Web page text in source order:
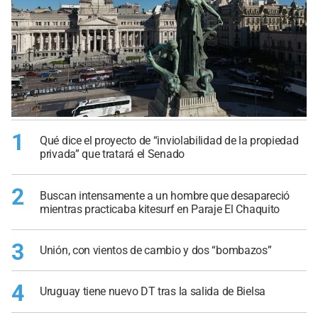
1
Qué dice el proyecto de “inviolabilidad de la propiedad
privada” que tratará el Senado
2
Buscan intensamente a un hombre que desapareció
mientras practicaba kitesurf en Paraje El Chaquito
3 Unión, con vientos de cambio y dos “bombazos”
4 Uruguay tiene nuevo DT tras la salida de Bielsa